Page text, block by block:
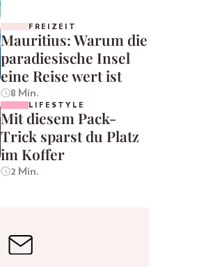
FREIZEIT
Mauritius: Warum die
paradiesische Insel
eine Reise wert ist
8 Min.
LIFESTYLE
Mit diesem Pack-
Trick sparst du Platz
im Koffer
2 Min.